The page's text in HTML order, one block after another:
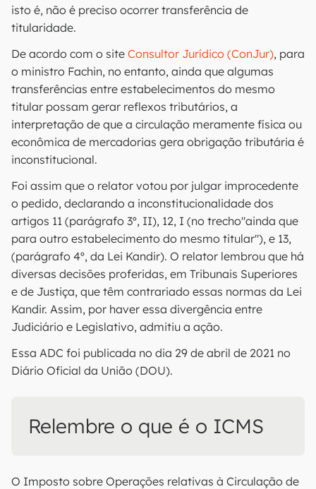
isto é, não é preciso ocorrer transferência de
titularidade.
De acordo com o site Consultor Jurídico (ConJur), para
o ministro Fachin, no entanto, ainda que algumas
transferências entre estabelecimentos do mesmo
titular possam gerar reflexos tributários, a
interpretação de que a circulação meramente física ou
econômica de mercadorias gera obrigação tributária é
inconstitucional.
Foi assim que o relator votou por julgar improcedente
o pedido, declarando a inconstitucionalidade dos
artigos 11 (parágrafo 3º, II), 12, I (no trecho"ainda que
para outro estabelecimento do mesmo titular"), e 13,
(parágrafo 4º, da Lei Kandir). O relator lembrou que há
diversas decisões proferidas, em Tribunais Superiores
e de Justiça, que têm contrariado essas normas da Lei
Kandir. Assim, por haver essa divergência entre
Judiciário e Legislativo, admitiu a ação.
Essa ADC foi publicada no dia 29 de abril de 2021 no
Diário Oficial da União (DOU).
Relembre o que é o ICMS
O Imposto sobre Operações relativas à Circulação de